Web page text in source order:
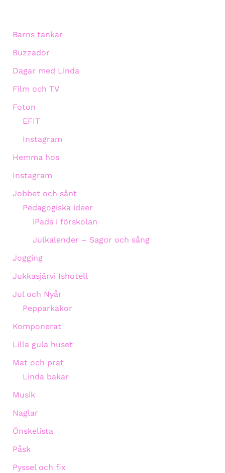
Barns tankar
Buzzador
Dagar med Linda
Film och TV
Foton
EFIT
Instagram
Hemma hos
Instagram
Jobbet och sånt
Pedagogiska ideer
iPads i förskolan
Julkalender – Sagor och sång
Jogging
Jukkasjärvi Ishotell
Jul och Nyår
Pepparkakor
Komponerat
Lilla gula huset
Mat och prat
Linda bakar
Musik
Naglar
Önskelista
Påsk
Pyssel och fix